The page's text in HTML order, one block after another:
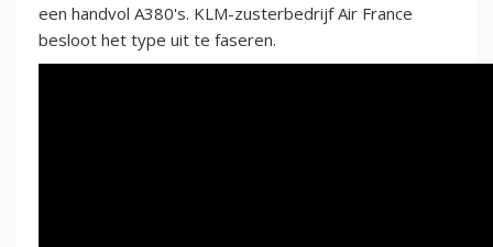
een handvol A380's. KLM-zusterbedrijf Air France
besloot het type uit te faseren.